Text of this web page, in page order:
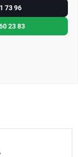
73 96
23 83